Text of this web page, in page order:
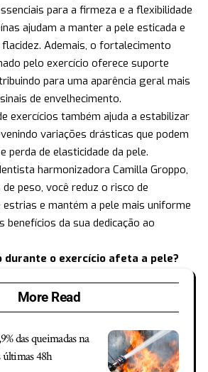
para a firmeza e a flexibilidade
ajudam a manter a pele esticada e
Ademais, o fortalecimento
pelo exercício oferece suporte
para uma aparência geral mais
de envelhecimento.
exercícios também ajuda a estabilizar
variações drásticas que podem
perda de elasticidade da pele.
harmonizadora Camilla Groppo,
peso, você reduz o risco de
e mantém a pele mais uniforme
da sua dedicação ao
durante o exercício afeta a pele?
More Read
das queimadas na
últimas 48h